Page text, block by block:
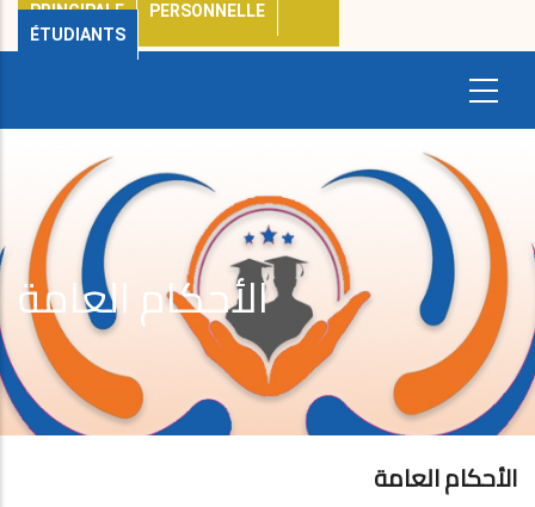
PRINCIPALE
PERSONNELLE
ÉTUDIANTS
الأحكام العامة
الأحكام العامة